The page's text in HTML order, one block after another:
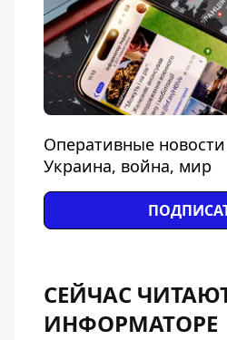
Оперативные
Украина, война, мир
СЕЙЧАС
ИНФОРМАТОРЕ